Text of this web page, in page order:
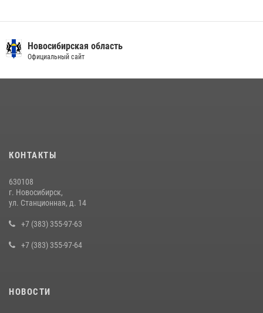
гражданина, который приобрел наркотическое вещество через
«закладку»
пресечена деятельность группы лиц, причастных к мошенничеству
29 июля 2026, 05:19
Росгвардии задержан подозреваемый в грабеже
13 июля 2026, 05:38
Новосибирская область
Официальный сайт
КОНТАКТЫ
630108
г. Новосибирск,
ул. Станционная, д. 14
+7 (383) 355-97-63
+7 (383) 355-97-64
НОВОСТИ